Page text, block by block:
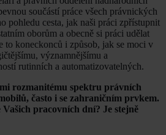
součástí práce všech právnických
pohledu cesta, jak naši práci zpřístupnit
oborům a obecně si práci udělat
to koneckonců i způsob, jak se moci v
významnějšímu a
rutinních a automatizovatelných.
rozmanitému spektru právních
často i se zahraničním prvkem.
pracovních dní? Je stejně